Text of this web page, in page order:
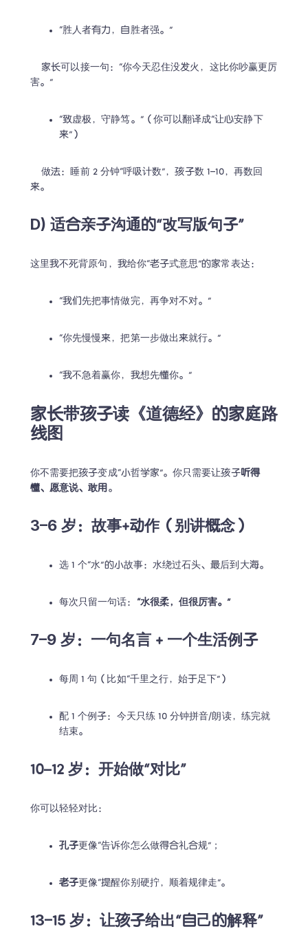
“胜人者有力，自胜者强。”
害。”
“致虚极，守静笃。”（你可以翻译成“让心安静下
来”）
    做法：睡前 2 分钟“呼吸计数”，孩子数 1–10，再数回
来。
D) 适合亲子沟通的“改写版句子”
这里我不死背原句，我给你“老子式意思”的家常表达：
“我们先把事情做完，再争对不对。”
“你先慢慢来，把第一步做出来就行。”
“我不急着赢你，我想先懂你。”
家长带孩子读《道德经》的家庭路
线图
你不需要把孩子变成“小哲学家”。你只需要让孩子听得
懂、愿意说、敢用 。
3–6 岁：故事+动作（别讲概念）
选 1 个“水”的小故事：水绕过石头、最后到大海。
每次只留一句话： “水很柔，但很厉害。”
7–9 岁：一句名言 + 一个生活例子
每周 1 句（比如“千里之行，始于足下”）
配 1 个例子：今天只练 10 分钟拼音/朗读，练完就
结束。
10–12 岁：开始做“对比”
你可以轻轻对比：
孔子更像“告诉你怎么做得合礼合规”；
老子更像“提醒你别硬拧，顺着规律走”。
13–15 岁：让孩子给出“自己的解释”